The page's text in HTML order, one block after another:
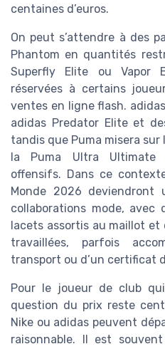
centaines d’euros.
On peut s’attendre à des
Phantom en quantités
Superfly Elite ou Vapor
réservées à certains
ventes en ligne flash.
adidas Predator Elite et
tandis que Puma misera
la Puma Ultra Ultimate
offensifs. Dans ce
Monde 2026
collaborations mode, avec
lacets assortis au maillot et
travaillées, parfois
transport ou d’un certificat
Pour le joueur de club
question du prix reste
Nike ou adidas peuvent
raisonnable. Il est